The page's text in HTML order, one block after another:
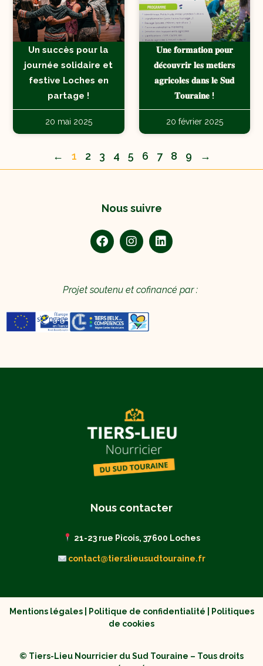
Un succès pour la
journée solidaire et
festive Loches en
partage !
20 mai 2025
𝐔𝐧𝐞 𝐟𝐨𝐫𝐦𝐚𝐭𝐢𝐨𝐧 𝐩𝐨𝐮𝐫
𝐝𝐞́𝐜𝐨𝐮𝐯𝐫𝐢𝐫 𝐥𝐞𝐬 𝐦𝐞𝐭𝐢𝐞𝐫𝐬
𝐚𝐠𝐫𝐢𝐜𝐨𝐥𝐞𝐬 𝐝𝐚𝐧𝐬 𝐥𝐞 𝐒𝐮𝐝
𝐓𝐨𝐮𝐫𝐚𝐢𝐧𝐞 !
20 février 2025
← 1 2 3 4 5 6 7 8 9 →
Nous contacter
21-23 rue Picois, 37600 Loches
contact@tierslieusudtouraine.fr
Nous suivre
Projet soutenu et cofinancé par :
Mentions légales| Politique de confidentialité
Politiques
de cookies
© Tiers-Lieu Nourricier du Sud Touraine – Tous droits